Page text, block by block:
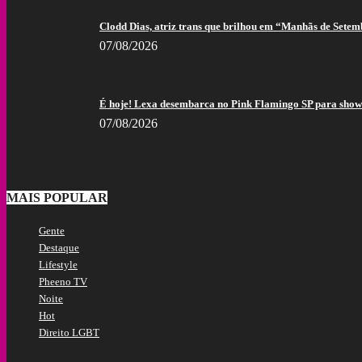
Clodd Dias, atriz trans que brilhou em “Manhãs de
07/08/2026
É hoje! Lexa desembarca no Pink Flamingo SP para
07/08/2026
MAIS POPULAR
Gente
Destaque
Lifestyle
Pheeno TV
Noite
Hot
Direito LGBT